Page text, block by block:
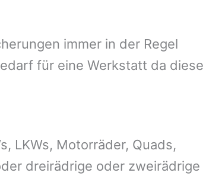
immer in der Regel
für eine Werkstatt da diese
LKWs, Motorräder, Quads,
dreirädrige oder zweirädrige